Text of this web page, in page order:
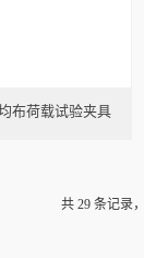
布荷载试验夹具
共 29 条记录